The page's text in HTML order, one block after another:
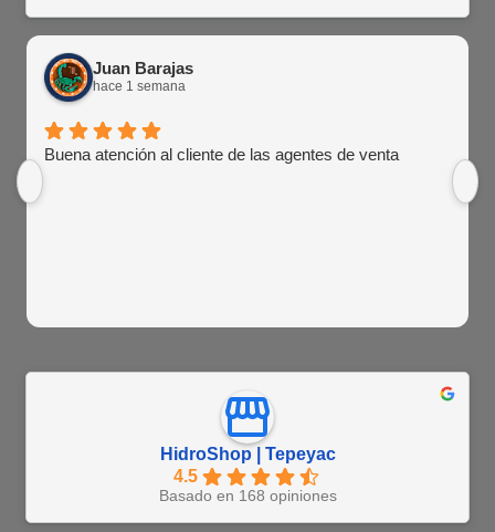
Juan Barajas
hace 1 semana
Buena atención al cliente de las agentes de venta
HidroShop | Tepeyac
4.5
Basado en 168 opiniones